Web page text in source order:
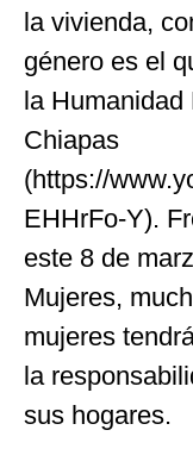
la vivienda,
género es el
la
Chiapas
(https://
EHHrFo-Y).
este 8 de
Mujeres,
mujeres
la
sus hogares.